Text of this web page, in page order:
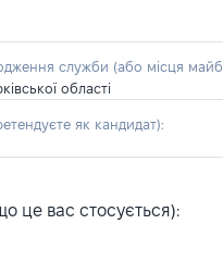
служби (або місця
області
як кандидат):
це вас стосується):